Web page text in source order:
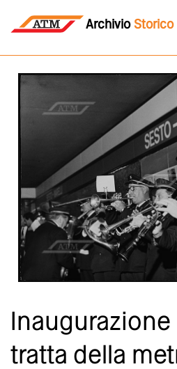
Archivio Storico
tratta della